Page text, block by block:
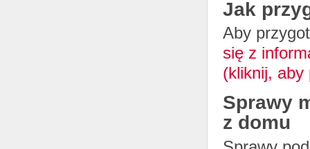
Jak
Aby
się z
(kliknij, aby
Sprawy
z domu